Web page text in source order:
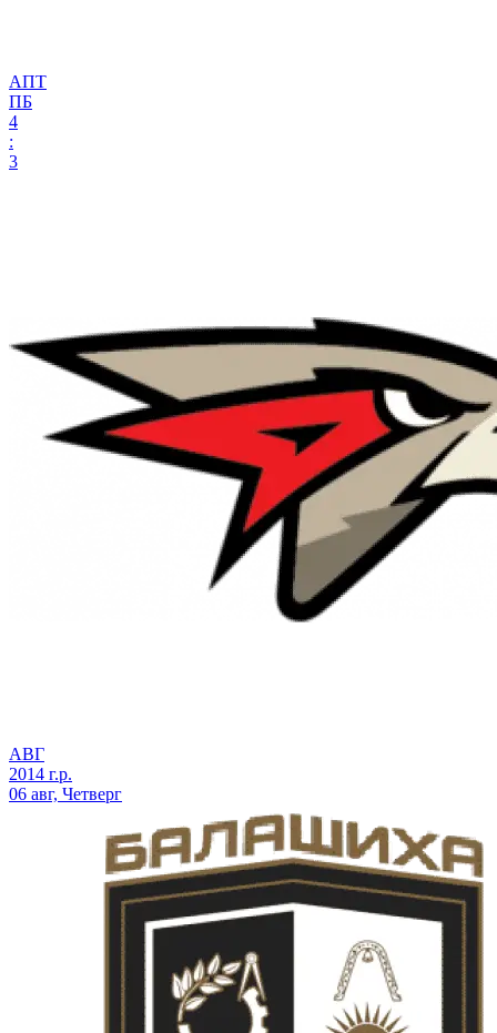
АПТ
ПБ
4
:
3
АВГ
2014 г.р.
06 авг, Четверг